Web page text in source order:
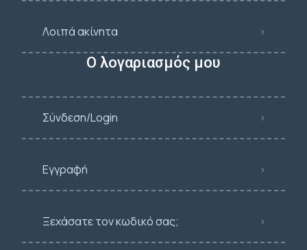
Λοιπά ακίνητα
Ο λογαριασμός μου
Σύνδεση/Login
Εγγραφή
Ξεχάσατε τον κωδικό σας;